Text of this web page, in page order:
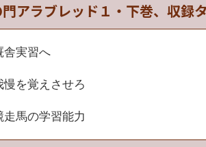
アラブレッド１・下巻、収録
舎実習へ
慢を覚えさせろ
走馬の学習能力